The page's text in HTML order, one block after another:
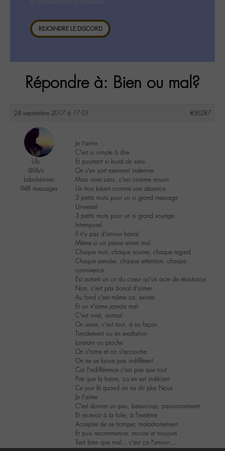
REJOINDRE LE DISCORD
Répondre à: Bien ou mal?
24 septembre 2017 à 17:01 #36287
Lilly
@lillyb
Labohémien
948 messages
Je t’aime
C’est si simple à dire
Et pourtant si lourd de sens
On s’en sort rarement indemne
Mais vivre sans, c’est comme mourir
Un trou béant comme une absence
3 petits mots pour un si grand message
Universel
3 petits mots pour un si grand voyage
Intemporel
Il n’y pas d’amour banal
Même si on pense aimer mal
Chaque mot, chaque sourire, chaque regard
Chaque pensée, chaque attention, chaque
connivence
Est autant un cri du coeur qu’un acte de résistance
Non, c’est pas banal d’aimer
Au fond c’est même ça, exister
Et on n’aime jamais mal
C’est inné, animal
On aime, c’est tout, à sa façon
Timidement ou en exaltation
Lointain ou proche
On s’aime et on s’accroche
On ne se laisse pas indifférent
Car l’indifférence c’est pire que tout
Pire que la haine, ça en est indécent
Ce jour là quand on ne dit plus Nous
Je t’aime
C’est donner un peu, beaucoup, passionnément
Et recevoir à la folie, à l’extrême
Accepter de se tromper, maladroitement
Et puis recommencer, encore et toujours
Tant bien que mal… c’est ça l’amour…